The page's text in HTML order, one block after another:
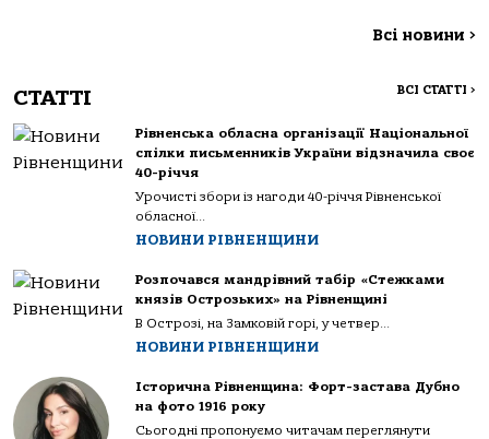
Всі новини >
СТАТТІ ВСІ СТАТТІ >
Рівненська обласна організації Національної
спілки письменників України відзначила своє
40-річчя
Урочисті збори із нагоди 40-річчя Рівненської
обласної...
НОВИНИ РІВНЕНЩИНИ
Розпочався мандрівний табір «Стежками
князів Острозьких» на Рівненщині
В Острозі, на Замковій горі, у четвер...
НОВИНИ РІВНЕНЩИНИ
Історична Рівненщина: Форт-застава Дубно
на фото 1916 року
Сьогодні пропонуємо читачам переглянути